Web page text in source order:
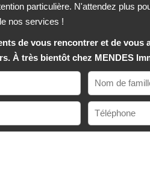
particulière. N'attendez plus
nos services !
de vous rencontrer et de vous
À très bientôt chez MENDES